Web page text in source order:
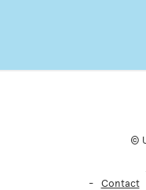
©
Contact